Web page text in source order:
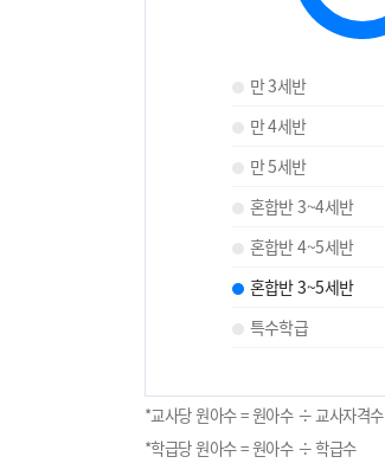
만 3세반
만 4세반
만 5세반
혼합반 3~4세반
혼합반 4~5세반
혼합반 3~5세반
특수학급
*교사당 원아수 = 원아수 ÷ 교사자격수
*학급당 원아수 = 원아수 ÷ 학급수